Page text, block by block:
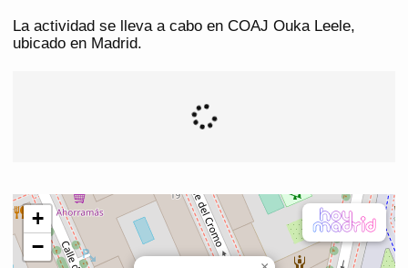
La actividad se lleva a cabo en COAJ Ouka Leele,
ubicado en Madrid.